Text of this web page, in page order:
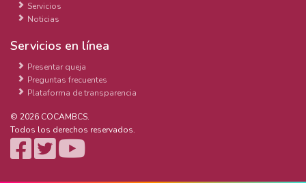
Servicios
Noticias
Servicios en línea
Presentar queja
Preguntas frecuentes
Plataforma de transparencia
© 2026 COCAMBCS.
Todos los derechos reservados.